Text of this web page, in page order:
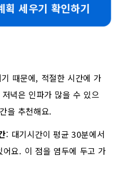
세우기 확인하기
때문에, 적절한 시간에 가
녁은 인파가 많을 수 있으
을 추천해요.
: 대기시간이 평균 30분에서
요. 이 점을 염두에 두고 가